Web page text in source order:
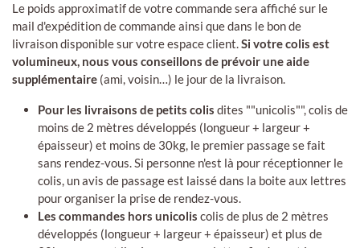
Le poids approximatif de votre commande sera affiché sur le
mail d'expédition de commande ainsi que dans le bon de
livraison disponible sur votre espace client.Si votre colis est
volumineux, nous vous conseillons de prévoir une aide
supplémentaire (ami, voisin…) le jour de la livraison.
Pour les livraisons de petits colis dites ""unicolis"", colis de
moins de 2 mètres développés (longueur + largeur +
épaisseur) et moins de 30kg, le premier passage se fait
sans rendez-vous. Si personne n'est là pour réceptionner le
colis, un avis de passage est laissé dans la boite aux lettres
pour organiser la prise de rendez-vous.
Les commandes hors unicolis colis de plus de 2 mètres
développés (longueur + largeur + épaisseur) et plus de